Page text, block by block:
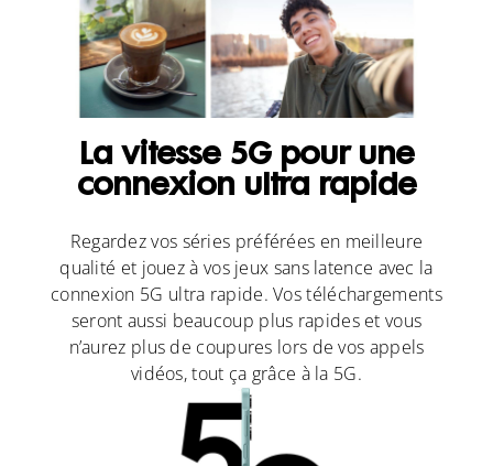
La vitesse 5G pour une
connexion ultra rapide
Regardez vos séries préférées en meilleure
qualité et jouez à vos jeux sans latence avec la
connexion 5G ultra rapide. Vos téléchargements
seront aussi beaucoup plus rapides et vous
n’aurez plus de coupures lors de vos appels
vidéos, tout ça grâce à la 5G.